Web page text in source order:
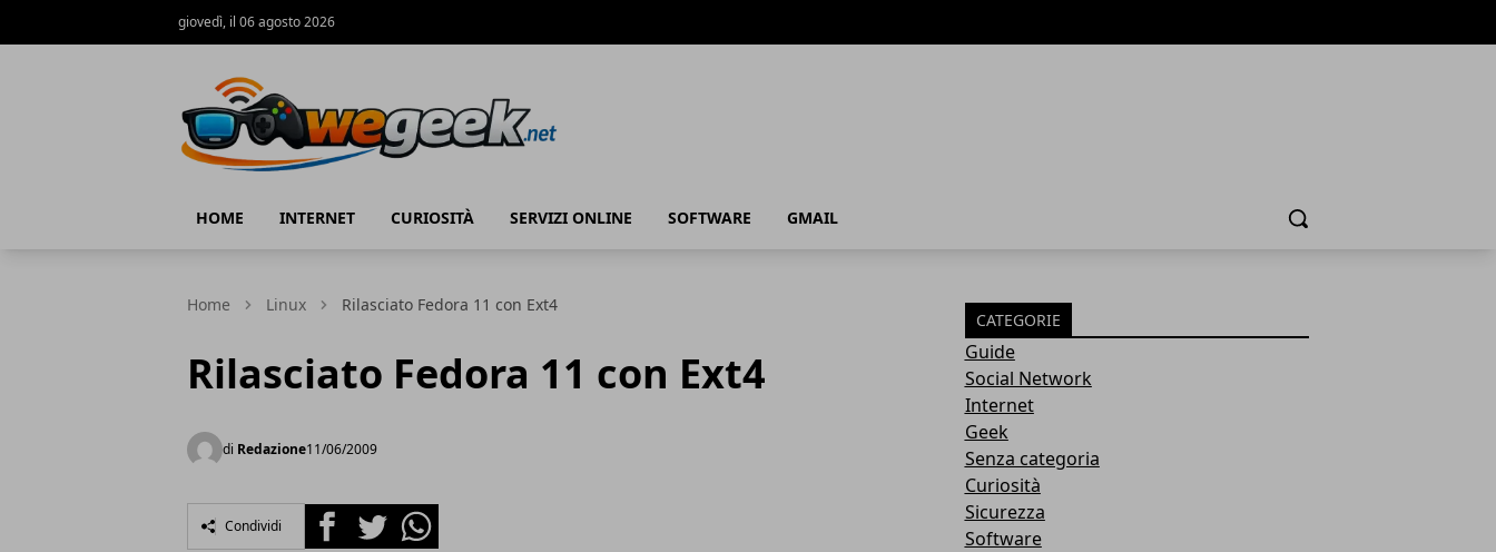
giovedì, il 06 agosto 2026
HOME INTERNET CURIOSITÀ SERVIZI ONLINE SOFTWARE GMAIL Cerca
Home Linux Rilasciato Fedora 11 con Ext4
Rilasciato Fedora 11 con Ext4
di Redazione11/06/2009
Condividi FacebookTwitterWhatsapp
CATEGORIE
Guide
Social Network
Internet
Geek
Senza categoria
Curiosità
Sicurezza
Software